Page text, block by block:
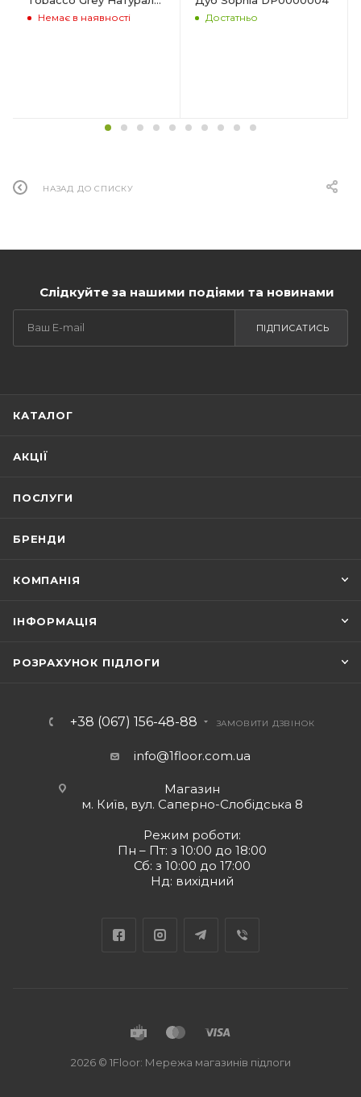
550455
Немає в наявності Достатньо
НАЗАД ДО СПИСКУ
Слідкуйте за нашими подіями та новинами
ПІДПИСАТИСЬ
КАТАЛОГ
АКЦІЇ
ПОСЛУГИ
БРЕНДИ
КОМПАНІЯ
ІНФОРМАЦІЯ
РОЗРАХУНОК ПІДЛОГИ
+38 (067) 156-48-88 ЗАМОВИТИ ДЗВІНОК
info@1floor.com.ua
Магазин
м. Київ, вул. Саперно-Слобідська 8
Режим роботи:
Пн – Пт: з 10:00 до 18:00
Сб: з 10:00 до 17:00
Нд: вихідний
2026 © 1Floor: Мережа магазинів підлоги